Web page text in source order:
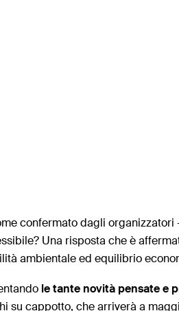
confermato dagli
Una risposta che è
ambientale ed equilibrio
le tante novità pensate e
su cappotto, che arriverà a